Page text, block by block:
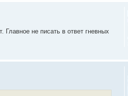
Главное не писать в ответ гневных